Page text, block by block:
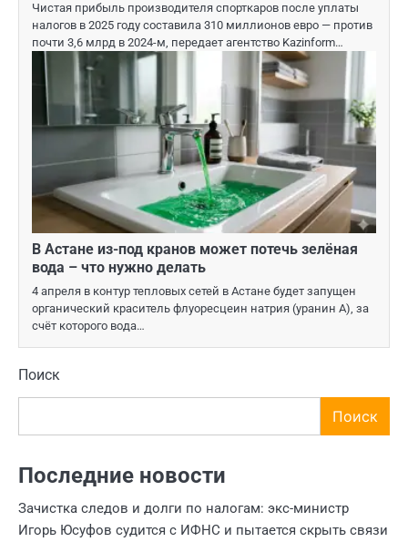
Чистая прибыль производителя спорткаров после уплаты
налогов в 2025 году составила 310 миллионов евро — против
почти 3,6 млрд в 2024-м, передает агентство Kazinform…
В Астане из-под кранов может потечь зелёная
вода – что нужно делать
4 апреля в контур тепловых сетей в Астане будет запущен
органический краситель флуоресцеин натрия (уранин А), за
счёт которого вода…
Поиск
Поиск
Последние новости
Зачистка следов и долги по налогам: экс-министр
Игорь Юсуфов судится с ИФНС и пытается скрыть связи